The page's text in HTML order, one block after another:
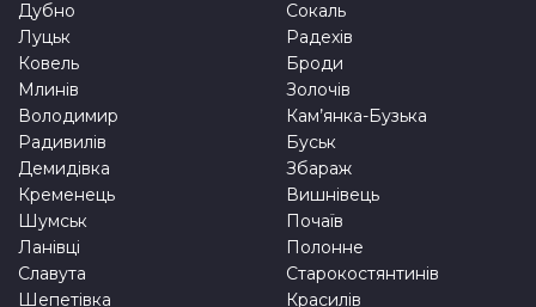
Дубно
Луцьк
Ковель
Млинів
Володимир
Радивилів
Демидівка
Кременець
Шумськ
Ланівці
Славута
Шепетівка
Сокаль
Радехів
Броди
Золочів
Кам’янка-Бузька
Буськ
Збараж
Вишнівець
Почаїв
Полонне
Старокостянтинів
Красилів